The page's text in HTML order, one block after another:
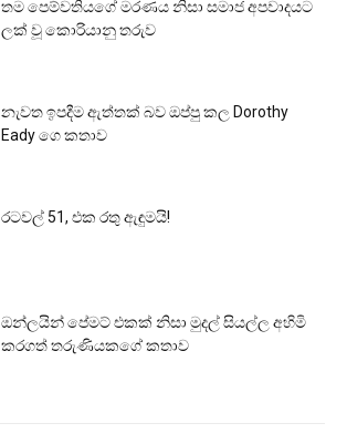
තම පෙම්වතියගේ මරණය නිසා සමාජ අපවාදයට
ලක් වූ කොරියානු තරුව
නැවත ඉපදීම ඇත්තක් බව ඔප්පු කල Dorothy
Eady ගෙ කතාව
රටවල් 51, එක රතු ඇඳුමයි!
ඔන්ලයින් පේමට් එකක් නිසා මුදල් සියල්ල අහිමි
කරගත් තරුණියකගේ කතාව